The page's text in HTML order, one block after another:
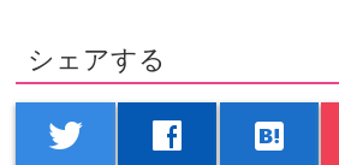
シェアする
twitter facebook hatenabookmark